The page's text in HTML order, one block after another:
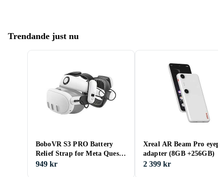
Trendande just nu
BoboVR S3 PRO Battery
Relief Strap for Meta Quest
3
949 kr
Xreal AR Beam Pro
adapter (8GB +256GB)
2 399 kr